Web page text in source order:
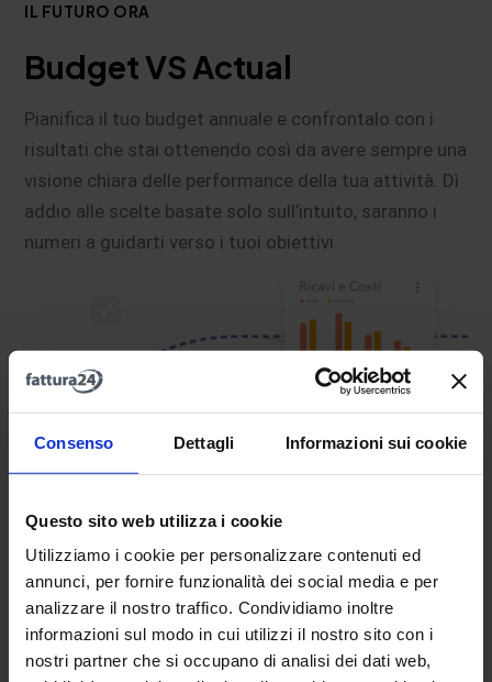
Consenso Dettagli Informazioni sui cookie
Questo sito web utilizza i cookie
Utilizziamo i cookie per personalizzare contenuti ed
annunci, per fornire funzionalità dei social media e per
analizzare il nostro traffico. Condividiamo inoltre
informazioni sul modo in cui utilizzi il nostro sito con i
nostri partner che si occupano di analisi dei dati web,
IL FUTURO ORA
Budget VS Actual
Pianifica il tuo budget annuale e confrontalo con i
risultati che stai ottenendo così da avere sempre una
visione chiara delle performance della tua attività. Dì
addio alle scelte basate solo sull’intuito, saranno i
numeri a guidarti verso i tuoi obiettivi.